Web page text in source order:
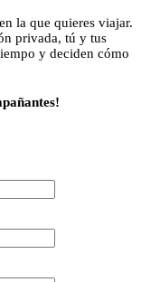
la que quieres viajar.
privada, tú y tus
y deciden cómo